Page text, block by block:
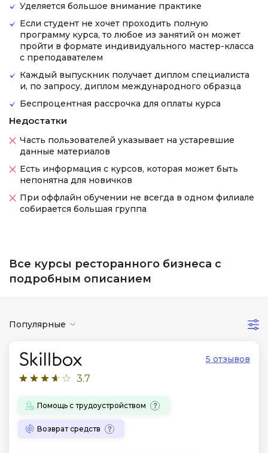
Уделяется большое внимание практике
Если студент не хочет проходить полную
программу курса, то любое из занятий он может
пройти в формате индивидуального мастер-класса
с преподавателем
Каждый выпускник получает диплом специалиста
и, по запросу, диплом международного образца
Беспроцентная рассрочка для оплаты курса
Недостатки
Часть пользователей указывает на устаревшие
данные материалов
Есть информация с курсов, которая может быть
непонятна для новичков
При оффлайн обучении не всегда в одном филиале
собирается большая группа
Все курсы ресторанного бизнеса с
подробным описанием
Популярные
3.7
5 отзывов
Помощь с трудоустройством
Возврат средств